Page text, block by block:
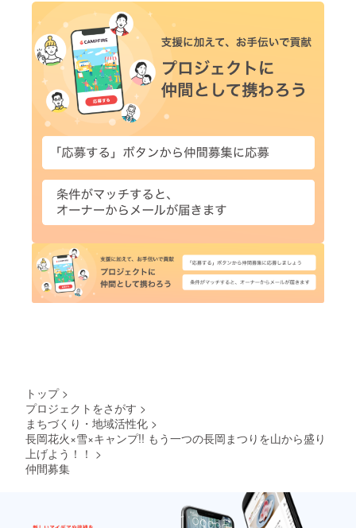
トップ >
プロジェクトをさがす >
まちづくり・地域活性化 >
長岡花火×雪×キャンプ!! もう一つの長岡まつりを山から盛り
上げよう！！ >
仲間募集